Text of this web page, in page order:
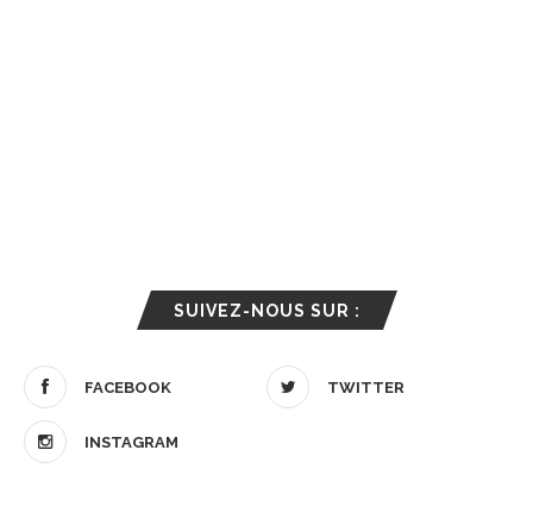
SUIVEZ-NOUS SUR :
FACEBOOK TWITTER
INSTAGRAM